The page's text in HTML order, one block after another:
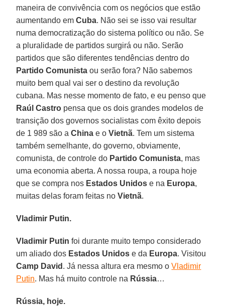
maneira de convivência com os negócios que estão
aumentando emCuba. Não sei se isso vai resultar
numa democratização do sistema político ou não. Se
a pluralidade de partidos surgirá ou não. Serão
partidos que são diferentes tendências dentro do
Partido Comunista ou serão fora? Não sabemos
muito bem qual vai ser o destino da revolução
cubana. Mas nesse momento de fato, e eu penso que
Raúl Castro pensa que os dois grandes modelos de
transição dos governos socialistas com êxito depois
de 1 989 são aChina e oVietnã. Tem um sistema
também semelhante, do governo, obviamente,
comunista, de controle do Partido Comunista, mas
uma economia aberta. A nossa roupa, a roupa hoje
que se compra nos Estados Unidos e na Europa,
muitas delas foram feitas noVietnã.
Vladimir Putin.
Vladimir Putin foi durante muito tempo considerado
um aliado dos Estados Unidos e da Europa. Visitou
Camp David . Já nessa altura era mesmo oVladimir
Putin. Mas há muito controle na Rússia…
Rússia, hoje.